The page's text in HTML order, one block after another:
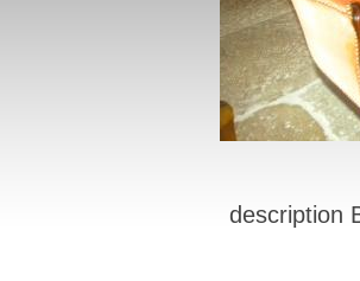
description